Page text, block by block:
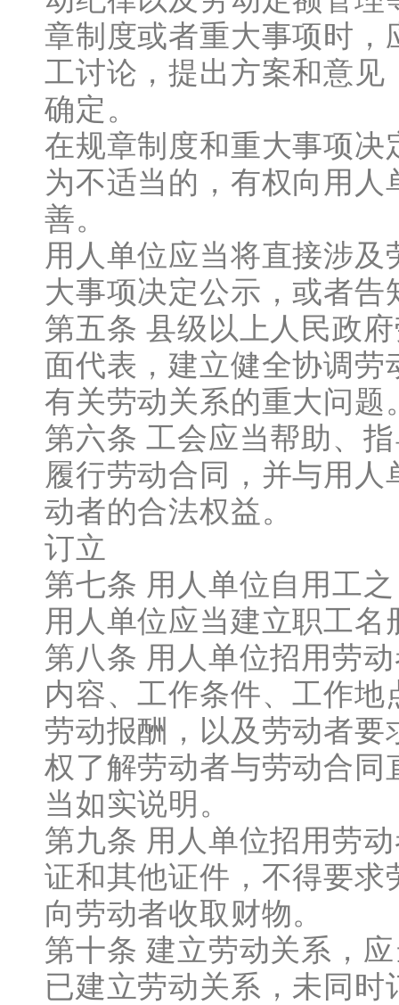
章制度或者重大事项时
工讨论，提出方案和意
确定。
在规章制度和重大事项
为不适当的，有权向用
善。
用人单位应当将直接涉
大事项决定公示，或者告
第五条 县级以上人民政
面代表，建立健全协调
有关劳动关系的重大问题
第六条 工会应当帮助、
履行劳动合同，并与用
动者的合法权益。
订立
第七条 用人单位自用工
用人单位应当建立职工名
第八条 用人单位招用劳
内容、工作条件、工作
劳动报酬，以及劳动者
权了解劳动者与劳动合
当如实说明。
第九条 用人单位招用劳
证和其他证件，不得要
向劳动者收取财物。
第十条 建立劳动关系，
已建立劳动关系，未同